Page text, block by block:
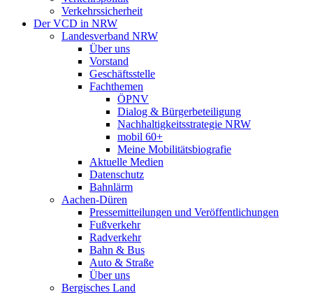
Verkehrssicherheit
Der VCD in NRW
Landesverband NRW
Über uns
Vorstand
Geschäftsstelle
Fachthemen
ÖPNV
Dialog & Bürgerbeteiligung
Nachhaltigkeitsstrategie NRW
mobil 60+
Meine Mobilitätsbiografie
Aktuelle Medien
Datenschutz
Bahnlärm
Aachen-Düren
Pressemitteilungen und Veröffentlichungen
Fußverkehr
Radverkehr
Bahn & Bus
Auto & Straße
Über uns
Bergisches Land